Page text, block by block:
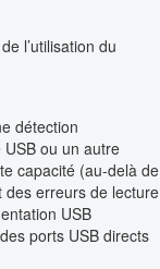
l’utilisation du
détection
ou un autre
capacité (au-delà de
erreurs de lecture
USB
ports USB directs